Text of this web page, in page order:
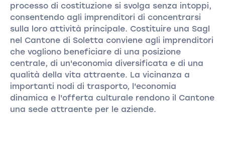
processo di costituzione si svolga senza intoppi,
consentendo agli imprenditori di concentrarsi
sulla loro attività principale. Costituire una Sagl
nel Cantone di Soletta conviene agli imprenditori
che vogliono beneficiare di una posizione
centrale, di un'economia diversificata e di una
qualità della vita attraente. La vicinanza a
importanti nodi di trasporto, l'economia
dinamica e l'offerta culturale rendono il Cantone
una sede attraente per le aziende.